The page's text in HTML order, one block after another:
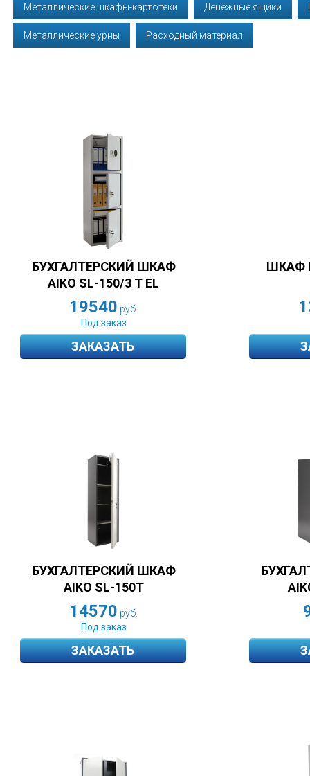
Металлические шкафы-картотеки Денежные ящики
Металлические урны Расходный материал
БУХГАЛТЕРСКИЙ ШКАФ
AIKO SL-150/3 Т EL
19540 руб.
Под заказ
ЗАКАЗАТЬ
БУХГАЛТЕРСКИЙ ШКАФ
AIKO SL-150Т
14570 руб.
Под заказ
ЗАКАЗАТЬ
ШКАФ